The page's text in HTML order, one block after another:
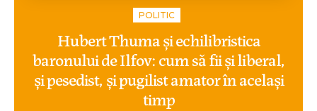
POLITIC
Hubert Thuma și echilibristica
baronului de Ilfov: cum să fii și liberal,
și pesedist, și pugilist amator în același
timp